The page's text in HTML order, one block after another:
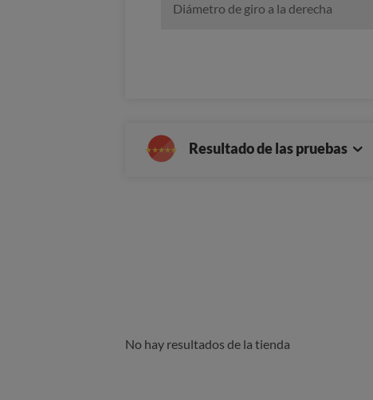
Diámetro de giro a la derecha
Resultado de las pruebas
No hay resultados de la tienda